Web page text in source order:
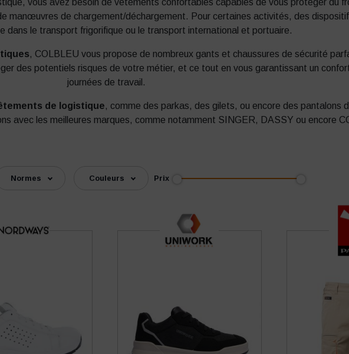
vous avez besoin de vêtements confortables capables de vous protéger du
manœuvres de chargement/déchargement. Pour certaines activités, des
dans le transport frigorifique ou le transport international et portuaire.
, COLBLEU vous propose de nombreux gants et chaussures de sécurité
des potentiels risques de votre métier, et ce tout en vous garantissant un
journées de travail.
de logistique, comme des parkas, des gilets, ou encore des pantalons
avec les meilleures marques, comme notamment SINGER, DASSY ou encore
Normes Couleurs Prix